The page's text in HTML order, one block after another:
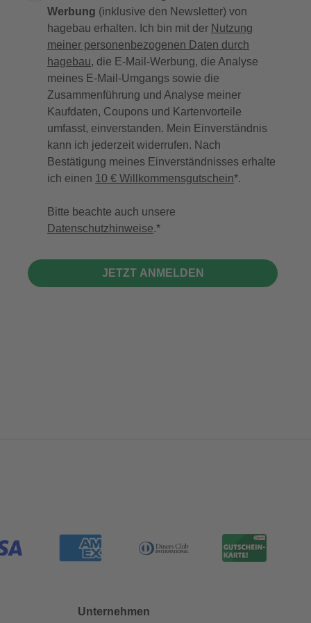
Werbung (inklusive den Newsletter) von
hagebau erhalten. Ich bin mit der Nutzung
meiner personenbezogenen Daten durch
hagebau, die E-Mail-Werbung, die Analyse
meines E-Mail-Umgangs sowie die
Zusammenführung und Analyse meiner
Kaufdaten, Coupons und Kartenvorteile
umfasst, einverstanden. Mein Einverständnis
kann ich jederzeit widerrufen. Nach
Bestätigung meines Einverständnisses erhalte
ich einen 10 € Willkommensgutschein*.
Bitte beachte auch unsere
Datenschutzhinweise.
JETZT ANMELDEN
Unternehmen